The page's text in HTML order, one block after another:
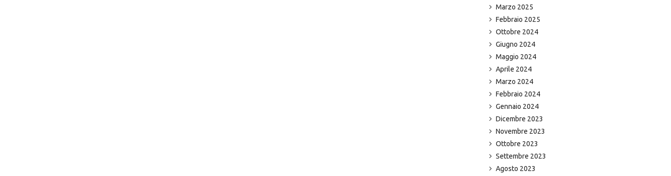
Marzo 2025
Febbraio 2025
Ottobre 2024
Giugno 2024
Maggio 2024
Aprile 2024
Marzo 2024
Febbraio 2024
Gennaio 2024
Dicembre 2023
Novembre 2023
Ottobre 2023
Settembre 2023
Agosto 2023